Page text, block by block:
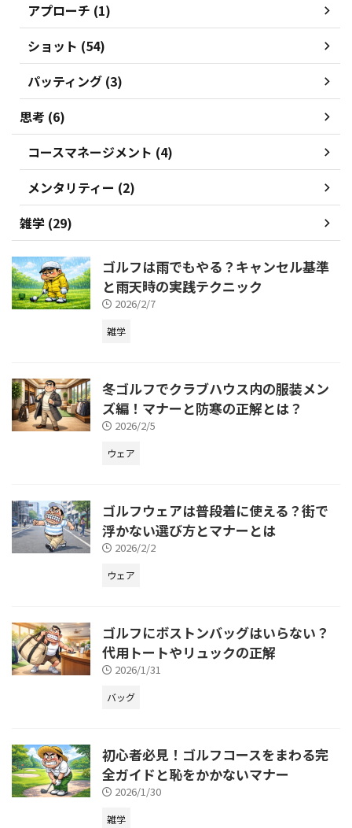
アプローチ (1)
ショット (54)
パッティング (3)
思考 (6)
コースマネージメント (4)
メンタリティー (2)
雑学 (29)
ゴルフは雨でもやる？キャンセル基準
と雨天時の実践テクニック
2026/2/7
雑学
冬ゴルフでクラブハウス内の服装メン
ズ編！マナーと防寒の正解とは？
2026/2/5
ウェア
ゴルフウェアは普段着に使える？街で
浮かない選び方とマナーとは
2026/2/2
ウェア
ゴルフにボストンバッグはいらない？
代用トートやリュックの正解
2026/1/31
バッグ
初心者必見！ゴルフコースをまわる完
全ガイドと恥をかかないマナー
2026/1/30
雑学